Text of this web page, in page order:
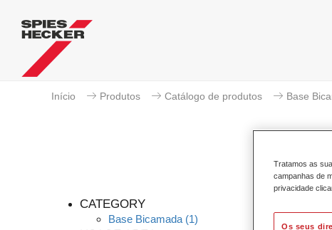
Início Produtos Catálogo de produtos Base
CATEGORY
Base Bicamada (1)
Tratamos as
campanhas de
privacidade
Os seus